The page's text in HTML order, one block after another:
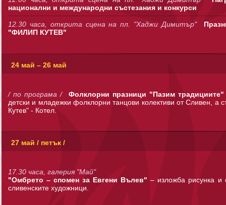
национални и международни състезания и конкурси
12.30 часа, открита сцена на пл. "Хаджи Димитър"
"ФИЛИП КУТЕВ"
24 май – 26 май
/ по програма /
Фолклорни празници "Пазим
детски и младежки фолклорни танцови колективи от Сливен,
Кутев" - Котел.
27 май / петък /
17.30 часа, галерия "Май"
"Омбрето – спомен за Евгени Вълев"– изложба рисунка и
сливенските художници.